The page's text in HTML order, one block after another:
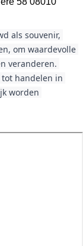
als souvenir,
om waardevolle
veranderen.
handelen in
worden